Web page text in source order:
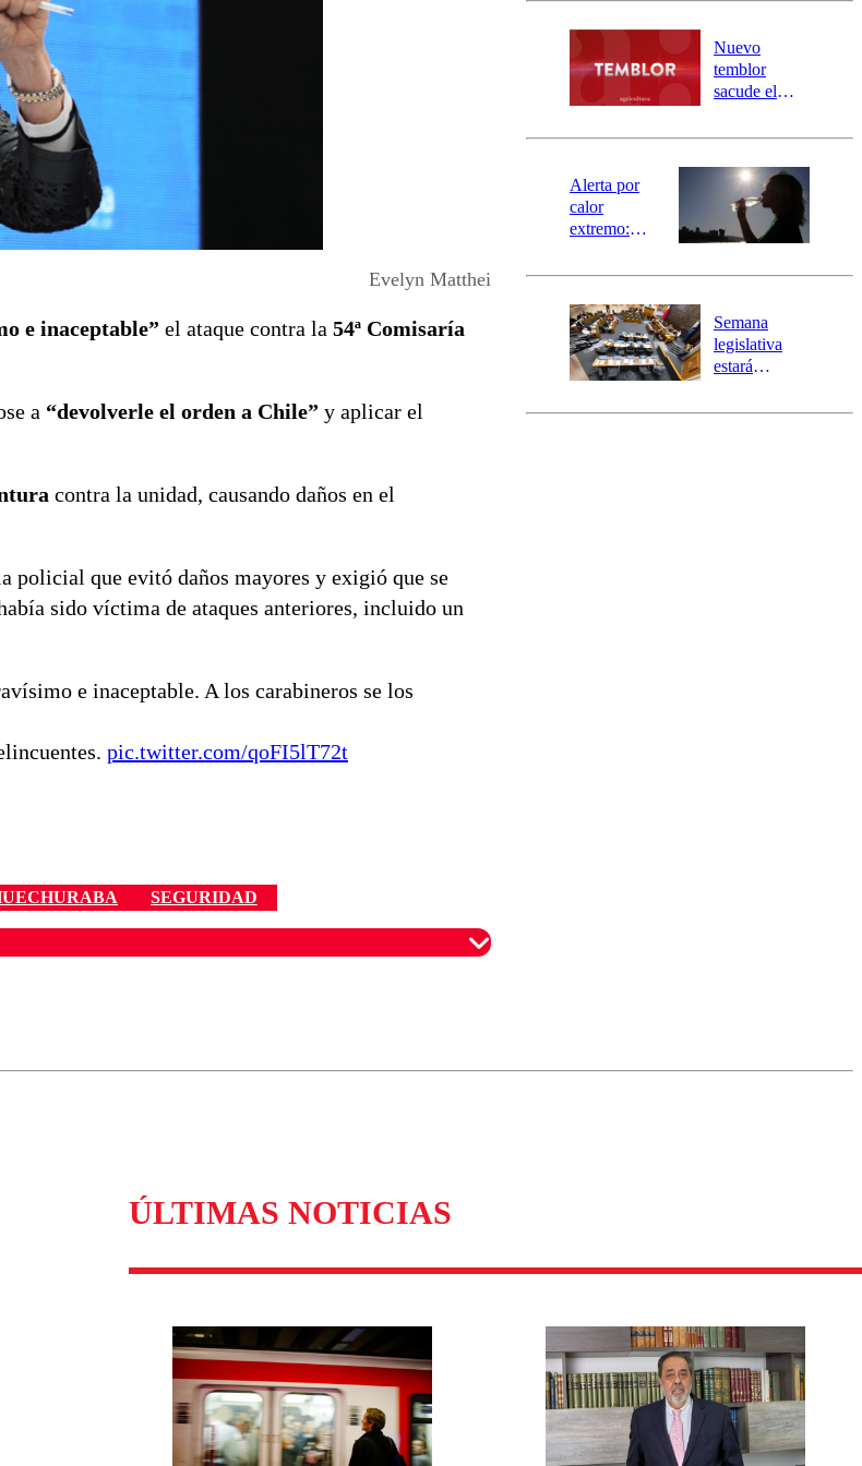
Evelyn Matthei
e inaceptable” el ataque contra la 54ª Comisaría
a “devolverle el orden a Chile” y aplicar el
contra la unidad, causando daños en el
policial que evitó daños mayores y exigió que se
sido víctima de ataques anteriores, incluido un
e inaceptable. A los carabineros se los
pic.twitter.com/qoFI5lT72t
SEGURIDAD
río Damas:
activa
mensajería
SAE
Nuevo
temblor
sacude el
revisa la
epicentro
Alerta por
calor
extremo:
activa Alerta
Preventiva en
tres comunas
Semana
legislativa
estará
el fin de la
ÚLTIMAS NOTICIAS